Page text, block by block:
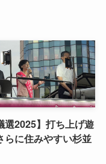
選2025】打ち上げ遊
らに住みやすい杉並